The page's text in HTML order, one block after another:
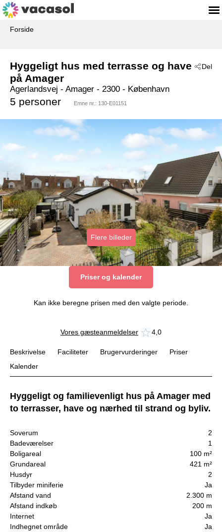
Forside
Del
Hyggeligt hus med terrasse og have
på Amager
Agerlandsvej - Amager - 2300 - København
5 personer Emne nr.: 130-E01151
Flere billeder
Priser og kalender
Kan ikke beregne prisen med den valgte periode.
Vores gæsteanmeldelser 4,0
Beskrivelse Faciliteter Brugervurderinger
Priser
Kalender
Hyggeligt og familievenligt hus på Amager med
to terrasser, have og nærhed til strand og byliv.
Soverum
2
Badeværelser
1
Boligareal
100 m²
Grundareal
421 m²
Husdyr
2
Tilbyder miniferie
Ja
Afstand vand
2.300 m
Afstand indkøb
200 m
Internet
Ja
Indhegnet område
Ja